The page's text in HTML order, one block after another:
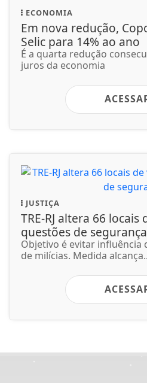
ECONOMIA
Em nova redução,
Selic para 14% ao ano
É a quarta redução
juros da economia
JUSTIÇA
TRE-RJ altera 66
questões de segurança
Objetivo é evitar influência
de milícias. Medida